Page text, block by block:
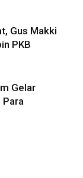
Gus Makki
PKB
Gelar